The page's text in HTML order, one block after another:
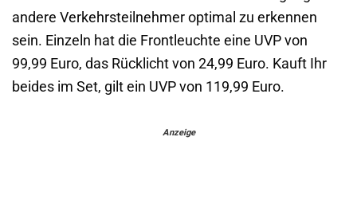
andere Verkehrsteilnehmer optimal zu erkennen
sein. Einzeln hat die Frontleuchte eine UVP von
99,99 Euro, das Rücklicht von 24,99 Euro. Kauft Ihr
beides im Set, gilt ein UVP von 119,99 Euro.
Anzeige